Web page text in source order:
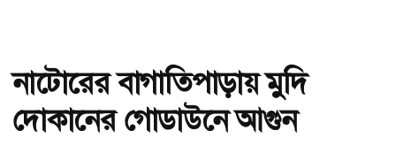
নাটোরের বাগাতিপাড়ায় মুদি
দোকানের গোডাউনে আগুন